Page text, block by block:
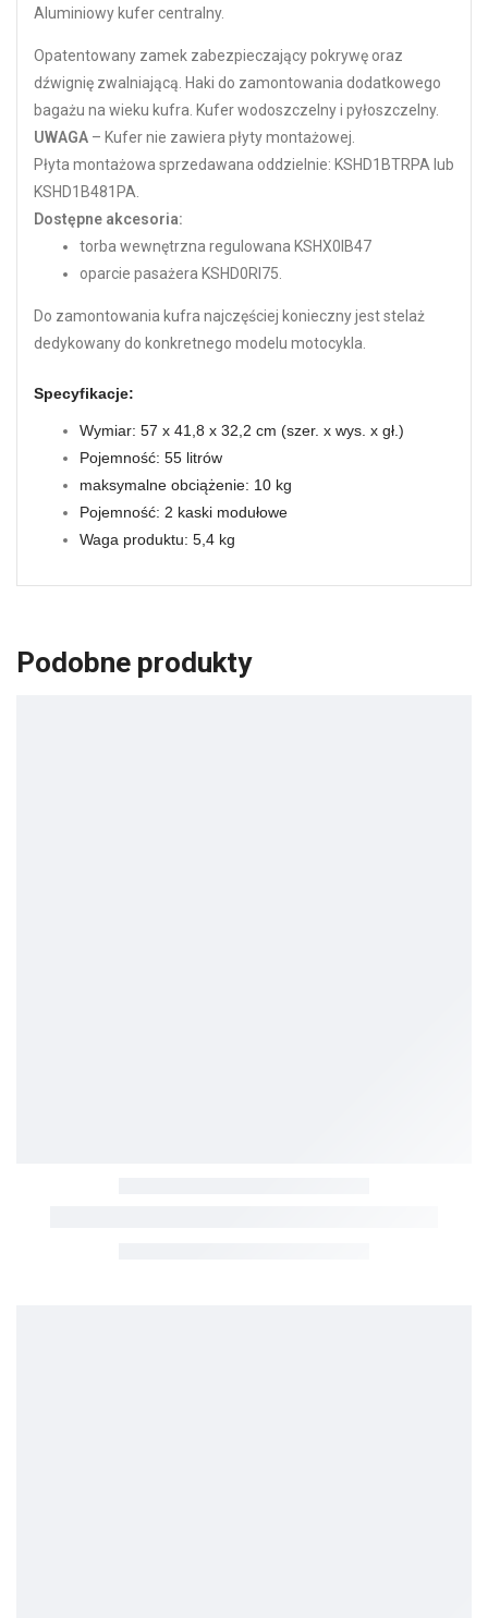
Aluminiowy kufer centralny.
Opatentowany zamek zabezpieczający pokrywę oraz
dźwignię zwalniającą. Haki do zamontowania dodatkowego
bagażu na wieku kufra. Kufer wodoszczelny i pyłoszczelny.
UWAGA – Kufer nie zawiera płyty montażowej.
Płyta montażowa sprzedawana oddzielnie: KSHD1BTRPA lub
KSHD1B481PA.
Dostępne akcesoria:
torba wewnętrzna regulowana KSHX0IB47
oparcie pasażera KSHD0RI75.
Do zamontowania kufra najczęściej konieczny jest stelaż
dedykowany do konkretnego modelu motocykla.
Specyfikacje:
Wymiar: 57 x 41,8 x 32,2 cm (szer. x wys. x gł.)
Pojemność: 55 litrów
maksymalne obciążenie: 10 kg
Pojemność: 2 kaski modułowe
Waga produktu: 5,4 kg
Podobne produkty